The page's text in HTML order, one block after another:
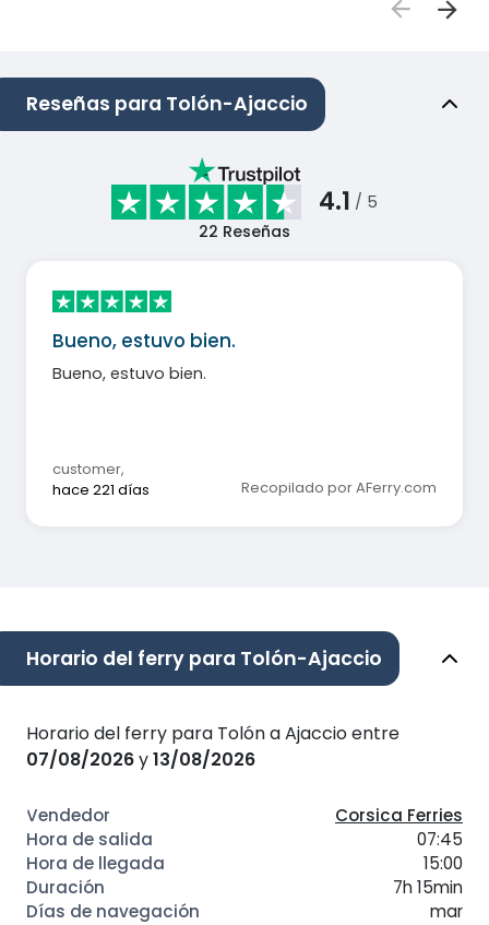
Reseñas para Tolón-Ajaccio
4.1 / 5
22 Reseñas
Bueno, estuvo bien.
Bueno, estuvo bien.
customer,
hace 221 días
Recopilado por AFerry.com
Horario del ferry para Tolón-Ajaccio
Horario del ferry para Tolón a Ajaccio entre
07/08/2026y13/08/2026
Corsica Ferries
07:45
15:00
7h 15min
mar